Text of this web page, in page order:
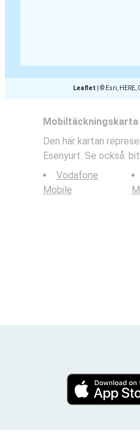
Leaflet © Esri, HERE,
Den här kartan
Esenyurt. Se också:
Vodafone
Mobile